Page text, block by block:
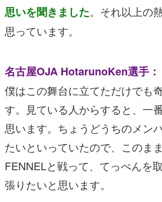
思いを聞きました。それ以上の
思っています。
名古屋OJA HotarunoKen選手：
僕はこの舞台に立てただけでも
す。見ている人からすると、一
思います。ちょうどうちのメン
たいといっていたので、このま
FENNELと戦って、てっぺんを
張りたいと思います。